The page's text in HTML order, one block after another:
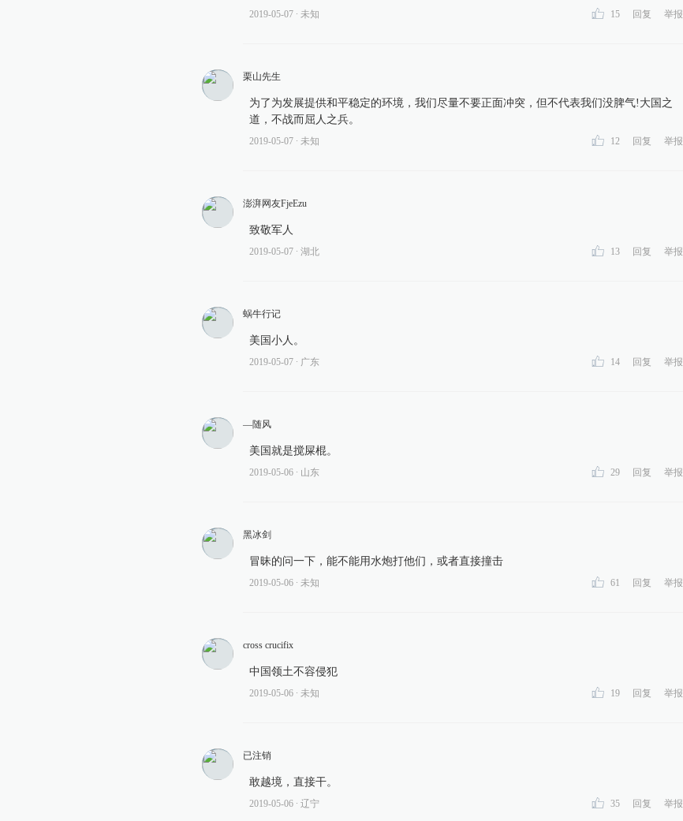
2019-05-07 ∙ 未知 15 回复 举报
栗山先生
为了为发展提供和平稳定的环境，我们尽量不要正面冲突，但不代表我们没脾气!大国之
道，不战而屈人之兵。
2019-05-07 ∙ 未知 12 回复 举报
澎湃网友FjeEzu
致敬军人
2019-05-07 ∙ 湖北 13 回复 举报
蜗牛行记
美国小人。
2019-05-07 ∙ 广东 14 回复 举报
—随风
美国就是搅屎棍。
2019-05-06 ∙ 山东 29 回复 举报
黑冰剑
冒昧的问一下，能不能用水炮打他们，或者直接撞击
2019-05-06 ∙ 未知 61 回复 举报
cross crucifix
中国领土不容侵犯
2019-05-06 ∙ 未知 19 回复 举报
已注销
敢越境，直接干。
2019-05-06 ∙ 辽宁 35 回复 举报